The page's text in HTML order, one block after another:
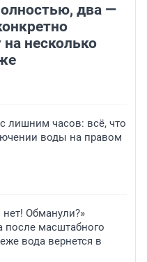
два —
несколько
лишним часов: всё, что
воды на правом
нет! Обманули?»
после масштабного
вода вернется в